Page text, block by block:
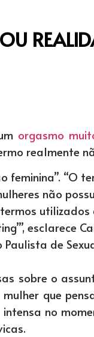
orgasmo
realmente
feminina”. “O
não
esclarece
de
sobre o
que
no